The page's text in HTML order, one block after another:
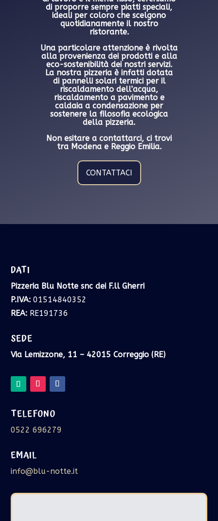
di proporre sempre piatti speciali,
ideali per coloro che scelgono
quotidianamente il nostro
ristorante.
Una particolare attenzione è rivolta
alla provenienza dei prodotti e alla
eco-sostenibilità dei nostri servizi.
La nostra pizzeria è infatti dotata
di pannelli solari termici per il
riscaldamento dell’acqua,
riscaldamento a pavimento e
caldaia a condensazione per
sostenere la filosofia ecologica
della pizzeria.
Non esitare a contattarci, ci trovi
tra Modena e Reggio Emilia.
CONTATTACI
DATI
Pizzeria Blu Notte snc dei F.ll Gherri
P.IVA:01514840352
REA: RE191736
SEDE
Via Lemizzone, 11 – 42015 Correggio (RE)
TELEFONO
0522 696279
EMAIL
info@blu-notte.it